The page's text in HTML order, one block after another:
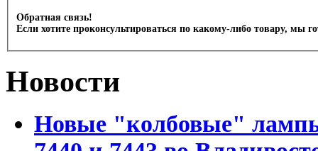
Обратная связь!
Если хотите проконсультироваться по какому-либо товару, мы
Новости
Новые "колбовые"